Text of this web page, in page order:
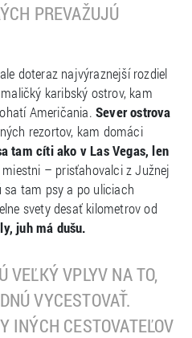
PREVAŽUJÚ
doteraz najvýraznejší rozdiel
karibský ostrov, kam
Američania.Sever ostrova
rezortov, kam domáci
tam cíti ako v Las Vegas, len
– prisťahovalci z Južnej
sa tam psy a po uliciach
svety desať kilometrov od
juh má dušu.
VEĽKÝ VPLYV NA TO,
VYCESTOVAŤ.
INÝCH CESTOVATEĽOV